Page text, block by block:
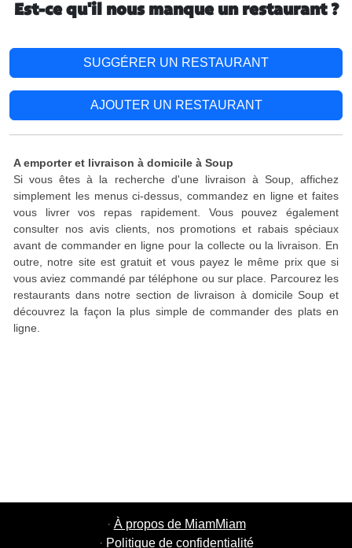
Est-ce qu'il nous manque un restaurant ?
SUGGÉRER UN RESTAURANT
AJOUTER UN RESTAURANT
A emporter et livraison à domicile à Soup
Si vous êtes à la recherche d'une livraison à Soup, affichez
simplement les menus ci-dessus, commandez en ligne et faites
vous livrer vos repas rapidement. Vous pouvez également
consulter nos avis clients, nos promotions et rabais spéciaux
avant de commander en ligne pour la collecte ou la livraison. En
outre, notre site est gratuit et vous payez le même prix que si
vous aviez commandé par téléphone ou sur place. Parcourez les
restaurants dans notre section de livraison à domicile Soup et
découvrez la façon la plus simple de commander des plats en
ligne.
· À propos de MiamMiam
· Politique de confidentialité